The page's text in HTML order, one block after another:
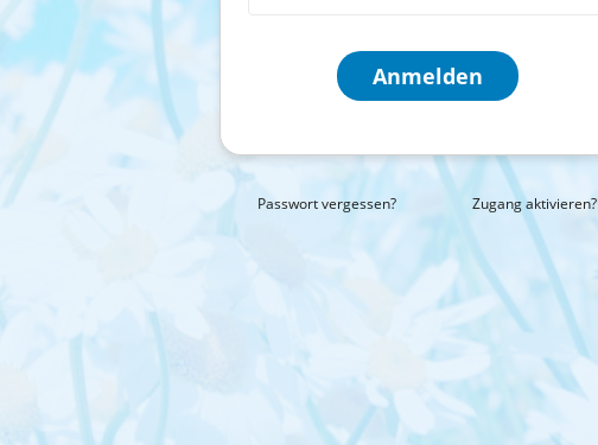
Anmelden
Passwort vergessen? Zugang aktivieren?